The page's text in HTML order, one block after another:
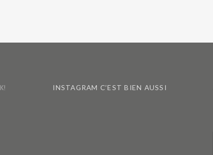
INSTAGRAM C’EST BIEN AUSSI